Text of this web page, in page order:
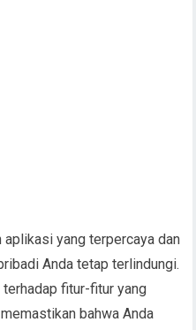
aplikasi yang terpercaya dan
Anda tetap terlindungi.
fitur-fitur yang
bahwa Anda